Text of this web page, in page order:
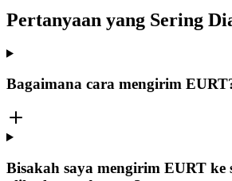
Pertanyaan yang Sering
Bagaimana cara mengirim
Bisakah saya mengirim EURT ke